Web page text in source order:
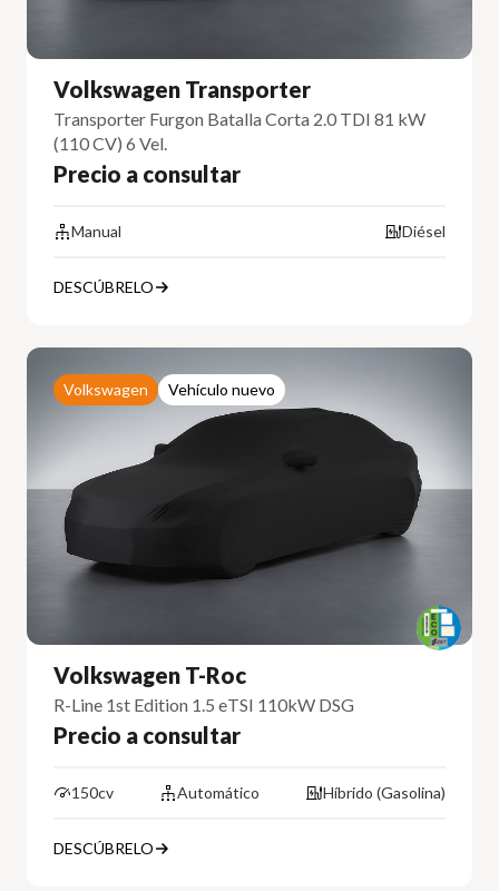
Volkswagen Transporter
Transporter Furgon Batalla Corta 2.0 TDI 81 kW
(110 CV) 6 Vel.
Precio a consultar
Manual Diésel
DESCÚBRELO
Volkswagen Vehículo nuevo
Volkswagen T-Roc
R-Line 1st Edition 1.5 eTSI 110kW DSG
Precio a consultar
150cv Automático Híbrido (Gasolina)
DESCÚBRELO